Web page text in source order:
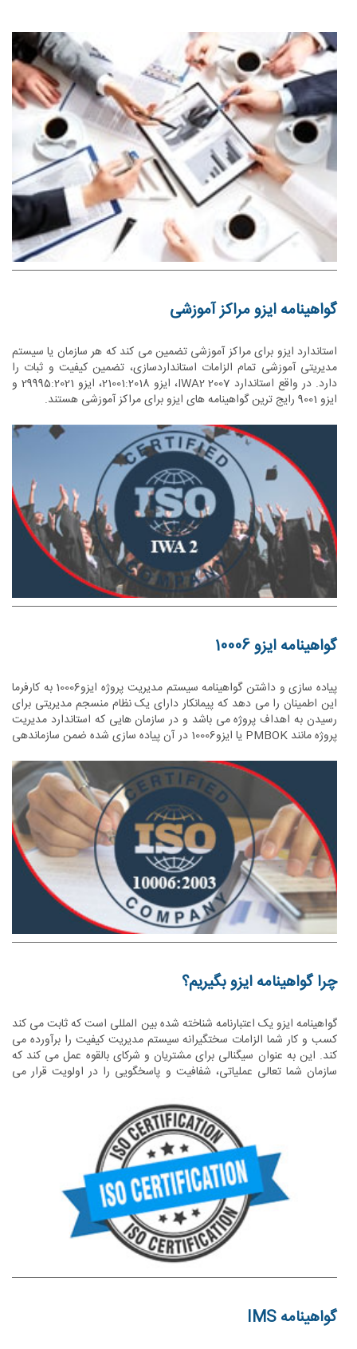
گواهینامه ایزو مراکز آموزشی
استاندارد ایزو برای مراکز آموزشی تضمین می کند که هر سازمان یا سیستم
مدیریتی آموزشی تمام الزامات استانداردسازی، تضمین کیفیت و ثبات را
دارد. در واقع استاندارد IWA2 2007، ایزو 21001:2018، ایزو 29995:2021 و
ایزو 9001 رایج ترین گواهینامه های ایزو برای مراکز آموزشی هستند.
گواهینامه ایزو 10006
پیاده سازی و داشتن گواهینامه سیستم مدیریت پروژه ایزو10006 به کارفرما
این اطمینان را می دهد که پیمانکار دارای یک نظام منسجم مدیریتی برای
رسیدن به اهداف پروژه می باشد و در سازمان هایی که استاندارد مدیریت
پروژه مانند PMBOK یا ایزو10006 در آن پیاده سازی شده ضمن سازماندهی
چرا گواهینامه ایزو بگیریم؟
گواهینامه ایزو یک اعتبارنامه شناخته شده بین المللی است که ثابت می کند
کسب و کار شما الزامات سختگیرانه سیستم مدیریت کیفیت را برآورده می
کند. این به عنوان سیگنالی برای مشتریان و شرکای بالقوه عمل می کند که
سازمان شما تعالی عملیاتی، شفافیت و پاسخگویی را در اولویت قرار می
گواهینامه و اعتباربخشی ایزو به طور کامل استفاده نمی کنند، زیرا از پتانسیل
آن به طور کامل آگاهی ندارند. برخی از سازمان ها فقط در صورت نیاز به
تأیید مشتری یا واجد شرایط بودن برای قرارداد، گواهینامه ایزو را دریافت
می کنند و ارزش تجاری قابل توجهی را بدون استفاده باقی می گذارند.
گواهینامه IMS